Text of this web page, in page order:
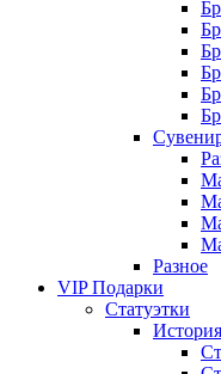
Разное
VIP Подарки
Статуэтки